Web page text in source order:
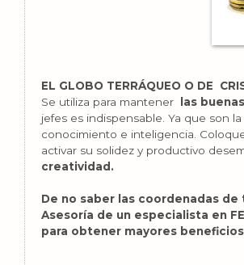
EL GLOBO TERRÁQUEO O DE
Se utiliza para mantener
las
jefes es indispensable. Ya que son
conocimiento e inteligencia.
activar su solidez y productivo
creatividad.
De no saber las coordenadas
Asesoría de un especialista en
para obtener mayores